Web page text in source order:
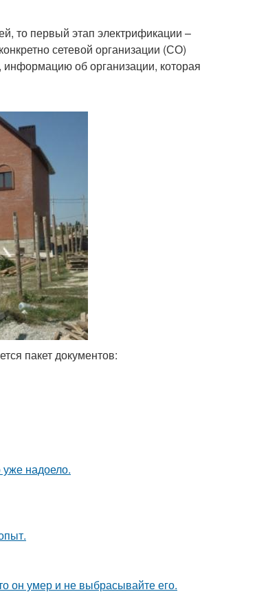
то первый этап электрификации –
сетевой организации (СО)
информацию об организации, которая
пакет документов:
уже надоело.
он умер и не выбрасывайте его.